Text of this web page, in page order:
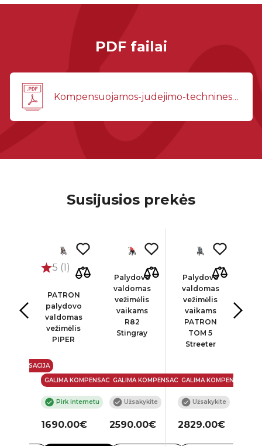
PDF failai
Kompensuojamos-judejimo-technines-pagalbos-priemones-2026-03-24(1).pdf
Susijusios prekės
5 (1)
PATRON
palydovo
valdomas
vežimėlis
PIPER
GALIMA KOMPENSACIJA
Pirk internetu
1690.00€
Palydovo
valdomas
vežimėlis
vaikams
R82
Stingray
GALIMA KOMPENSACIJA
Užsakykite
2590.00€
Palydovo
valdomas
vežimėlis
vaikams
PATRON
TOM 5
Streeter
GALIMA KOMPENSACIJA
Užsakykite
2829.00€